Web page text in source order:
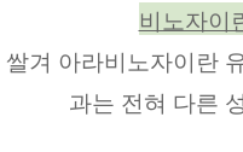
비노자이
쌀겨 아라비노자이란
과는 전혀 다른